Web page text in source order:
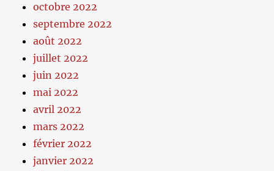
octobre 2022
septembre 2022
août 2022
juillet 2022
juin 2022
mai 2022
avril 2022
mars 2022
février 2022
janvier 2022